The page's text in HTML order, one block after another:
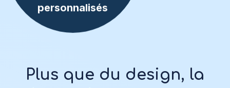
et conseil
personnalisés
Plus que du design, la